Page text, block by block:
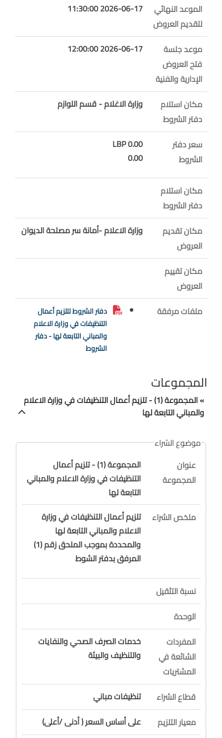
الموعد النهائي
لتقديم العروض
2026-06-17 11:30:00
موعد جلسة
فتح العروض
الإدارية والفنية
2026-06-17 12:00:00
مكان استلام
دفتر الشروط
وزارة الاغلام - قسم اللوازم
سعر دفتر
الشروط
0.00 LBP
0.00
مكان استلام
دفتر الشروط
مكان تقديم
العروض
وزارة الاعلام -أمانة سر مصلحة الديوان
مكان تقييم
العروض
ملفات مرفقة
دفتر الشروط لتلزيم أعمال
التنظيفات في وزارة الاعلام
والمباني التابعة لها - دفتر
الشروط
المجموعات
» المجموعة (1) - تلزيم أعمال التنظيفات في وزارة الاعلام
والمباني التابعة لها
موضوع الشراء
عنوان
المجموعة
المجموعة (1) - تلزيم أعمال
التنظيفات في وزارة الاعلام والمباني
التابعة لها
ملخص الشراء
تلزيم أعمال التنظيفات في وزارة
الاعلام والمباني التابعة لها
والمحددة بموجب الملحق زقم (1)
المرفق بدفتر الشوط
نسبة التثقيل
الوحدة
المفردات
الشائعة في
المشتريات
خدمات الصرف الصحي والنفايات
والتنظيف والبيئة
قطاع الشراء
تنظيفات مباني
معيار التلزيم
على أساس السعر ( أدنى /أعلى)